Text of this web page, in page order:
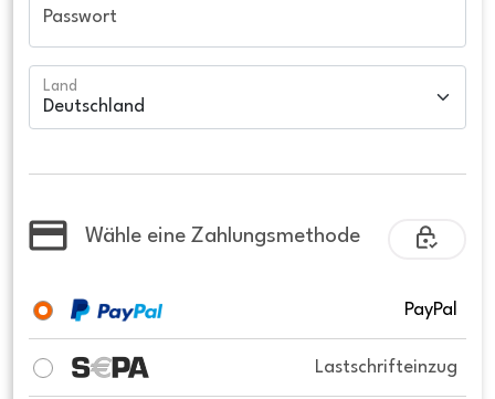
Passwort
Land
Wähle eine Zahlungsmethode
PayPal
Lastschrifteinzug